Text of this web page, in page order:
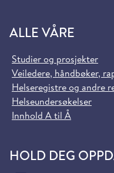
ALLE VÅRE
Studier og prosjekter
Veiledere, håndbøker,
Helseregistre og andre
Helseundersøkelser
Innhold A til Å
HOLD DEG